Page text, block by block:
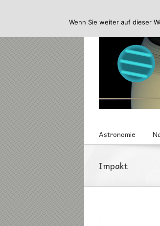
Astronomie
Impakt
Wenn Sie weiter auf dieser